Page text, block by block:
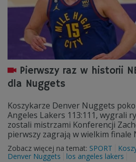
Pierwszy raz w historii
dla Nuggets
Koszykarze Denver Nuggets
Angeles Lakers 113:111, wygrali
zostali mistrzami Konferencji
pierwszy zagrają w wielkim finale
Zobacz więcej na temat: SPORT
Denver Nuggets
los angeles lakers